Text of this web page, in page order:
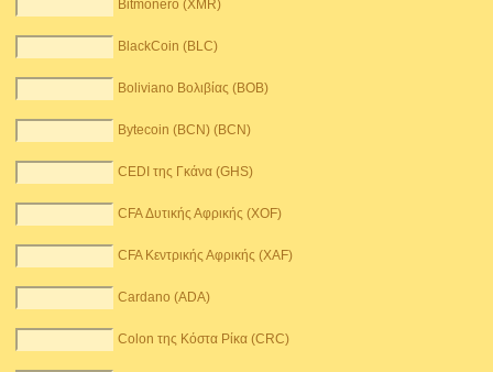
Bitmonero (XMR)
BlackCoin (BLC)
Boliviano Βολιβίας (BOB)
Bytecoin (BCN) (BCN)
CEDI της Γκάνα (GHS)
CFA Δυτικής Αφρικής (XOF)
CFA Κεντρικής Αφρικής (XAF)
Cardano (ADA)
Colon της Κόστα Ρίκα (CRC)